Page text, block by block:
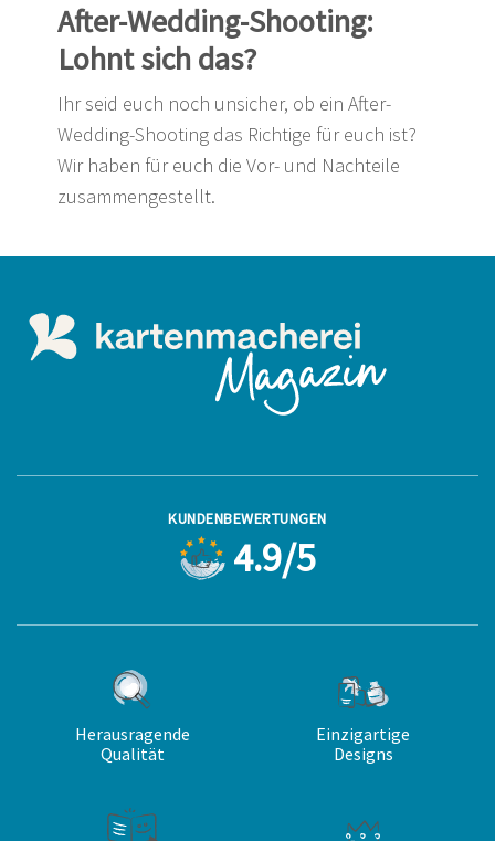
After-Wedding-Shooting:
Lohnt sich das?
Ihr seid euch noch unsicher, ob ein After-
Wedding-Shooting das Richtige für euch ist?
Wir haben für euch die Vor- und Nachteile
zusammengestellt.
KUNDENBEWERTUNGEN
4.9/5
Herausragende
Qualität
Einzigartige
Designs